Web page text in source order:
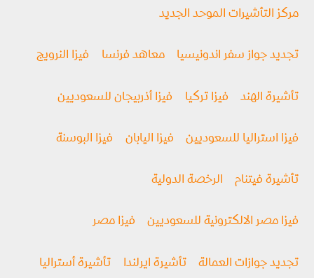
مركز التأشيرات الموحد الجديد
تجديد جواز سفر اندونيسيا معاهد فرنسا فيزا النرويج
تأشيرة الهند فيزا تركيا فيزا أذربيجان للسعوديين
فيزا استراليا للسعوديين فيزا اليابان فيزا البوسنة
تأشيرة فيتنام الرخصة الدولية
فيزا مصر الالكترونية للسعوديين فيزا مصر
تجديد جوازات العمالة تأشيرة ايرلندا تأشيرة أستراليا